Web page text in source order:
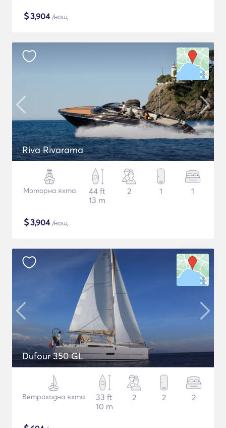
$3,904/нощ
Riva Rivarama
Моторна яхта
44 ft
13 m
2 1 1
$3,904/нощ
Dufour 350 GL
Ветроходна яхта
33 ft
10 m
2 2 2